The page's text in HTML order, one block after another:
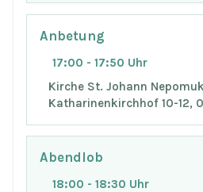
Anbetung
17:00 - 17:50 Uhr
Kirche St. Johann
Katharinenkirchhof 10-12,
Abendlob
18:00 - 18:30 Uhr